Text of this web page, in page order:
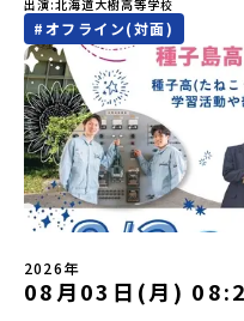
数の場合は、締め切り後1週間
す。【申し込み受付期間】5
12：00まで疑問も不安もワク
ステップアップ説明会プログ
申し込みを迷われている方向
ます。知りたい情報のレベル
活用ください。【STEP 1】
し地域留学」を知りたい方へ
加できる「おためし地域留学
開催しました。中学生一人で
なる「安全面」や「事務局の
しています。ぜひ、ご自宅か
イブ動画を視聴する
https://youtu.be/
木彫り等の工芸など、ユニー
は、人間のまわりに存在する
のうち、人間にとって大切な
呼んでいます。いつも自分た
ば、身近な動植物や、暮らし
な山や川などもすべて「カム
にした大人気マンガ「ゴール
売され、2026年3月に映画の
ます。今回は、平取町の中で
「二風谷（にぶたに）コタン
どを体感することができます
生との特別な交流この旅の大
輩たちと過ごす時間です。 た
ひ一歩踏み出してみませんか
がございます。お早目に
-------------------＼返還不要
学に【毎月2万円】の給付型
なたの未来を応援！～ 詳
--------------------------ーーー
ーーーーーーーーーーーーー
ケットの打ち上げ成功で話題
ンバレー」を目指す大樹町で
く大自然を肌で感じてみませ
になる。いつか留学してみた
もっとひらきたい！ 」「自然が好きでもっと触れてあそびたい！」
そんな中学生のみなさんにお
は、日本全国約200の高校と
出演 北海道大樹高等学校
#オフライン(対面)
2026年
08月03日(月)